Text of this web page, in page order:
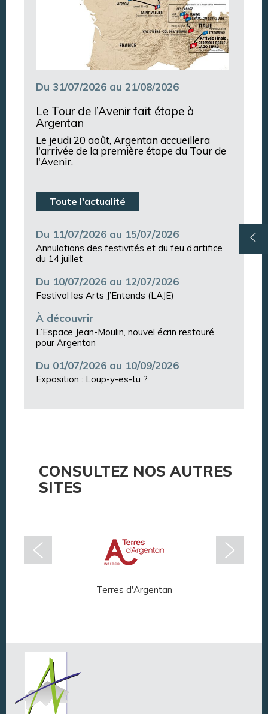
Du 31/07/2026 au 21/08/2026
Le Tour de l’Avenir fait étape à
Argentan
Le jeudi 20 août, Argentan accueillera
l'arrivée de la première étape du Tour de
l'Avenir.
Toute l'actualité
Du 11/07/2026 au 15/07/2026
Annulations des festivités et du feu d’artifice
du 14 juillet
Du 10/07/2026 au 12/07/2026
Festival les Arts J’Entends (LAJE)
À découvrir
L’Espace Jean-Moulin, nouvel écrin restauré
pour Argentan
Du 01/07/2026 au 10/09/2026
Exposition : Loup-y-es-tu ?
CONSULTEZ NOS AUTRES
SITES
Terres d'Argentan